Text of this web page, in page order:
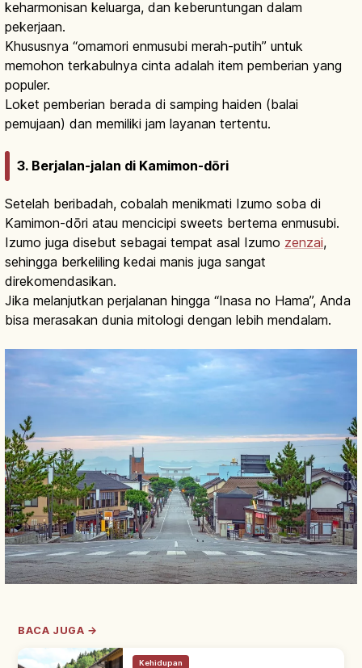
keharmonisan keluarga, dan keberuntungan dalam
pekerjaan.
Khususnya “omamori enmusubi merah-putih” untuk
memohon terkabulnya cinta adalah item pemberian yang
populer.
Loket pemberian berada di samping haiden (balai
pemujaan) dan memiliki jam layanan tertentu.
3. Berjalan-jalan di Kamimon-dōri
Setelah beribadah, cobalah menikmati Izumo soba di
Kamimon-dōri atau mencicipi sweets bertema enmusubi.
Izumo juga disebut sebagai tempat asal Izumo zenzai,
sehingga berkeliling kedai manis juga sangat
direkomendasikan.
Jika melanjutkan perjalanan hingga “Inasa no Hama”, Anda
bisa merasakan dunia mitologi dengan lebih mendalam.
BACA JUGA →
Kehidupan